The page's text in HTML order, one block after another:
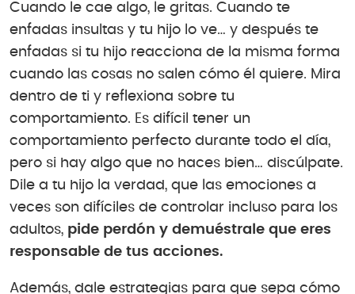
Cuando le cae algo, le gritas. Cuando te
enfadas insultas y tu hijo lo ve… y después te
enfadas si tu hijo reacciona de la misma forma
cuando las cosas no salen cómo él quiere. Mira
dentro de ti y reflexiona sobre tu
comportamiento. Es difícil tener un
comportamiento perfecto durante todo el día,
pero si hay algo que no haces bien… discúlpate.
Dile a tu hijo la verdad, que las emociones a
veces son difíciles de controlar incluso para los
adultos, pide perdón y demuéstrale que eres
responsable de tus acciones.
Además, dale estrategias para que sepa cómo